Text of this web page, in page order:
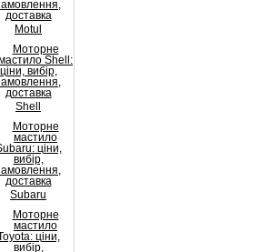
Motul
Shell
Subaru